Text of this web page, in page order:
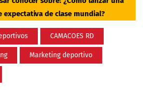
expectativa de clase mundial?
CAMACOES RD
Marketing deportivo